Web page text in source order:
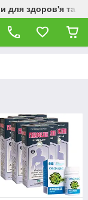
для здоров'я та